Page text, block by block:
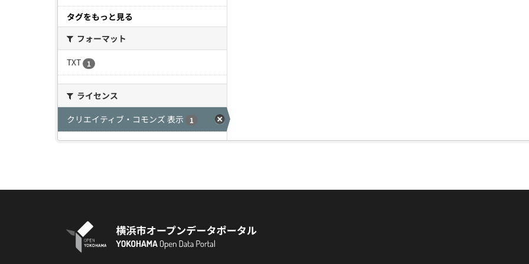
タグをもっと見る
フォーマット
TXT
1
ライセンス
クリエイティブ・コモンズ 表示
1